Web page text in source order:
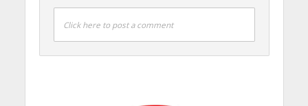
Click here to post a comment